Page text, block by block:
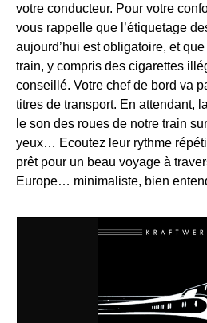
votre conducteur. Pour votre
vous rappelle que l’étiquetage
aujourd’hui est obligatoire, et
train, y compris des cigarettes
conseillé. Votre chef de bord va
titres de transport. En attendant,
le son des roues de notre train
yeux… Ecoutez leur rythme
prêt pour un beau voyage à
Europe… minimaliste, bien